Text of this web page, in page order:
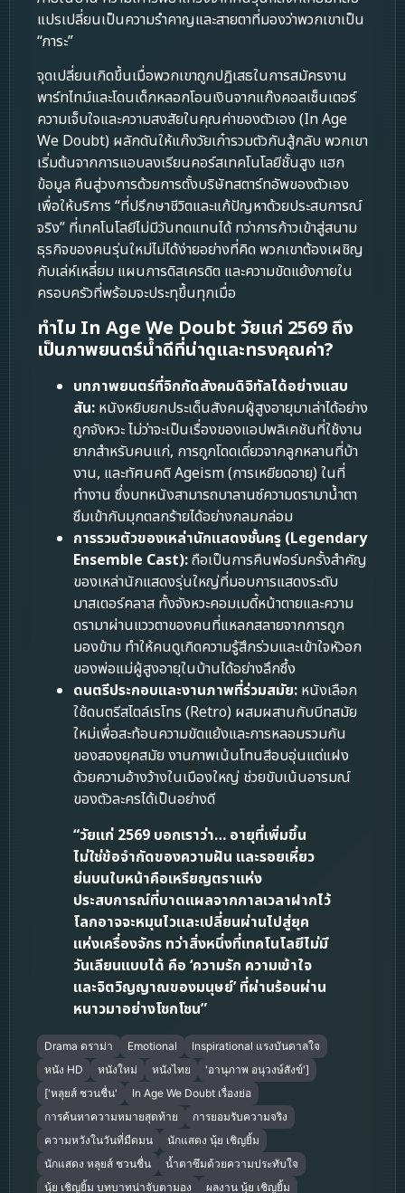
แปรเปลี่ยนเป็นความรำคาญและสายตาที่มองว่าพวกเขาเป็น
“ภาระ”
จุดเปลี่ยนเกิดขึ้นเมื่อพวกเขาถูกปฏิเสธในการสมัครงาน
พาร์ทไทม์และโดนเด็กหลอกโอนเงินจากแก๊งคอลเซ็นเตอร์
ความเจ็บใจและความสงสัยในคุณค่าของตัวเอง (In Age
We Doubt) ผลักดันให้แก๊งวัยเก๋ารวมตัวกันสู้กลับ พวกเขา
เริ่มต้นจากการแอบลงเรียนคอร์สเทคโนโลยีชั้นสูง แฮก
ข้อมูล คืนสู่วงการด้วยการตั้งบริษัทสตาร์ทอัพของตัวเอง
เพื่อให้บริการ “ที่ปรึกษาชีวิตและแก้ปัญหาด้วยประสบการณ์
จริง” ที่เทคโนโลยีไม่มีวันทดแทนได้ ทว่าการก้าวเข้าสู่สนาม
ธุรกิจของคนรุ่นใหม่ไม่ได้ง่ายอย่างที่คิด พวกเขาต้องเผชิญ
กับเล่ห์เหลี่ยม แผนการดิสเครดิต และความขัดแย้งภายใน
ครอบครัวที่พร้อมจะประทุขึ้นทุกเมื่อ
ทำไม In Age We Doubt วัยแก่ 2569 ถึง
เป็นภาพยนตร์น้ำดีที่น่าดูและทรงคุณค่า?
บทภาพยนตร์ที่จิกกัดสังคมดิจิทัลได้อย่างแสบ
สัน: หนังหยิบยกประเด็นสังคมผู้สูงอายุมาเล่าได้อย่าง
ถูกจังหวะ ไม่ว่าจะเป็นเรื่องของแอปพลิเคชันที่ใช้งาน
ยากสำหรับคนแก่, การถูกโดดเดี่ยวจากลูกหลานที่บ้า
งาน, และทัศนคติ Ageism (การเหยียดอายุ) ในที่
ทำงาน ซึ่งบทหนังสามารถบาลานซ์ความดรามาน้ำตา
ซึมเข้ากับมุกตลกร้ายได้อย่างกลมกล่อม
การรวมตัวของเหล่านักแสดงชั้นครู (Legendary
Ensemble Cast):ถือเป็นการคืนฟอร์มครั้งสำคัญ
ของเหล่านักแสดงรุ่นใหญ่ที่มอบการแสดงระดับ
มาสเตอร์คลาส ทั้งจังหวะคอมเมดี้หน้าตายและความ
ดรามาผ่านแววตาของคนที่แหลกสลายจากการถูก
มองข้าม ทำให้คนดูเกิดความรู้สึกร่วมและเข้าใจหัวอก
ของพ่อแม่ผู้สูงอายุในบ้านได้อย่างลึกซึ้ง
ดนตรีประกอบและงานภาพที่ร่วมสมัย: หนังเลือก
ใช้ดนตรีสไตล์เรโทร (Retro) ผสมผสานกับบีทสมัย
ใหม่เพื่อสะท้อนความขัดแย้งและการหลอมรวมกัน
ของสองยุคสมัย งานภาพเน้นโทนสีอบอุ่นแต่แฝง
ด้วยความอ้างว้างในเมืองใหญ่ ช่วยขับเน้นอารมณ์
ของตัวละครได้เป็นอย่างดี
“วัยแก่ 2569 บอกเราว่า… อายุที่เพิ่มขึ้น
ไม่ใช่ข้อจำกัดของความฝัน และรอยเหี่ยว
ย่นบนใบหน้าคือเหรียญตราแห่ง
ประสบการณ์ที่บาดแผลจากกาลเวลาฝากไว้
โลกอาจจะหมุนไวและเปลี่ยนผ่านไปสู่ยุค
แห่งเครื่องจักร ทว่าสิ่งหนึ่งที่เทคโนโลยีไม่มี
วันเลียนแบบได้ คือ ‘ความรัก ความเข้าใจ
และจิตวิญญาณของมนุษย์’ ที่ผ่านร้อนผ่าน
หนาวมาอย่างโชกโชน”
Drama ดราม่า Emotional
Inspirational แรงบันดาลใจ
หนัง HD
หนังใหม่ หนังไทย
'อานุภาพ อนุวงษ์สังข์']
['หลุยส์ ชวนชื่น'
In Age We Doubt เรื่องย่อ
การค้นหาความหมายสุดท้าย
การยอมรับความจริง
ความหวังในวันที่มืดมน
นักแสดง นุ้ย เชิญยิ้ม
นักแสดง หลุยส์ ชวนชื่น
น้ำตาซึมด้วยความประทับใจ
นุ้ย เชิญยิ้ม บทบาทน่าจับตามอง
ผลงาน นุ้ย เชิญยิ้ม